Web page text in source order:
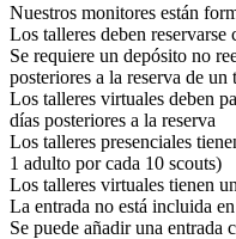
Nuestros monitores están
Los talleres deben reservarse
Se requiere un depósito no
posteriores a la reserva de un
Los talleres virtuales deben
días posteriores a la reserva
Los talleres presenciales
1 adulto por cada 10 scouts)
Los talleres virtuales tienen
La entrada no está incluida
Se puede añadir una entrada